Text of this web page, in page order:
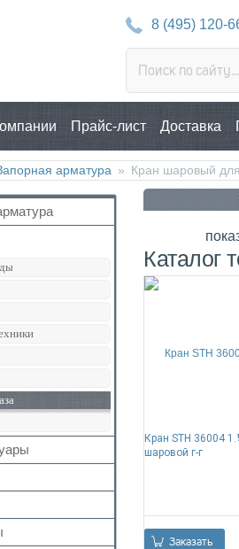
8 (495) 120-
Прайс-лист Доставка
арматура » Кран шаровый
Каталог
Кран SТH 36004
шаровой г-г
Заказать